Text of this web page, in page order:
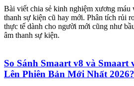
Bài viết chia sẻ kinh nghiệm xương máu
thanh sự kiện cũ hay mới. Phân tích rủi
thực tế dành cho người mới cũng như
âm thanh sự kiện.
So Sánh Smaart v8 và Smaart
Lên Phiên Bản Mới Nhất 2026?